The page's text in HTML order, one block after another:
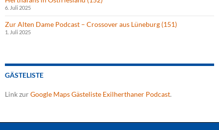
6. Juli 2025
Zur Alten Dame Podcast – Crossover aus Lüneburg (151)
1. Juli 2025
GÄSTELISTE
Link zurGoogle Maps Gästeliste Exilherthaner Podcast.